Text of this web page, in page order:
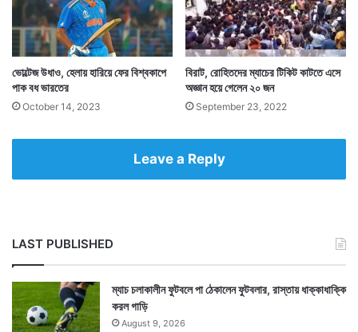
ভোল্টেজ উধাও, হেলায় হারিয়ে ফের বিশ্বকাপে
পাক বধ ভারতের
October 14, 2023
বিরাট, রোহিতদের ম্যাচের টিকিট কাটতে এসে
অজ্ঞান হয়ে গেলেন ২০ জন
September 23, 2022
Leave a Reply
LAST PUBLISHED
ম্যাচ চলাকালীন ফুটবলে পা ঠেকালেন ফুটবলার, রাস্তায় ধাক্কাধাক্কি
করল গাড়ি
August 9, 2026